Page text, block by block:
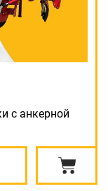
с анкерной